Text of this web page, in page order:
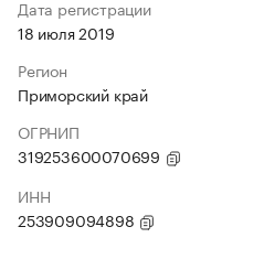
Дата регистрации
18 июля 2019
Регион
Приморский край
ОГРНИП
319253600070699
ИНН
253909094898